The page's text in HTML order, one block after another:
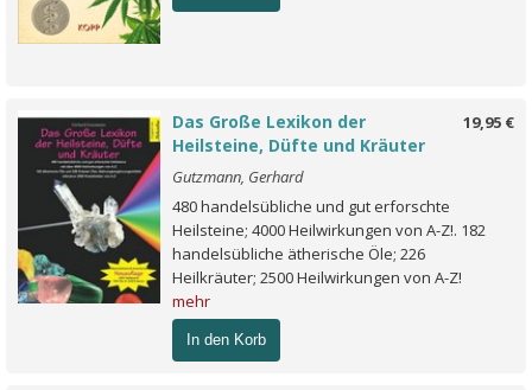
19,95 €
Das Große Lexikon der
Heilsteine, Düfte und Kräuter
Gutzmann, Gerhard
480 handelsübliche und gut erforschte
Heilsteine; 4000 Heilwirkungen von A-Z!. 182
handelsübliche ätherische Öle; 226
Heilkräuter; 2500 Heilwirkungen von A-Z!
mehr
In den Korb